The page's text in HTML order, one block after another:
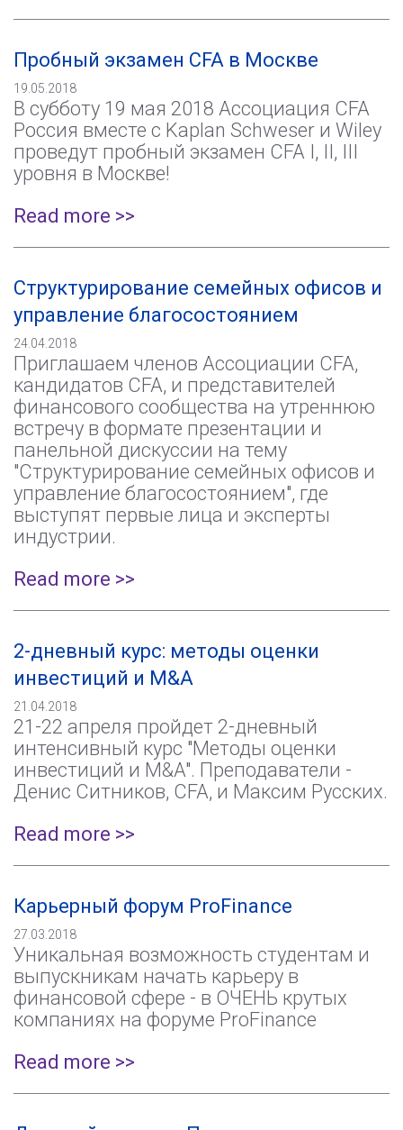
Пробный экзамен CFA в Москве
19.05.2018
В субботу 19 мая 2018 Ассоциация CFA
Россия вместе с Kaplan Schweser и Wiley
проведут пробный экзамен CFA I, II, III
уровня в Москве!
Read more >>
Структурирование семейных офисов и
управление благосостоянием
24.04.2018
Приглашаем членов Ассоциации CFA,
кандидатов CFA, и представителей
финансового сообщества на утреннюю
встречу в формате презентации и
панельной дискуссии на тему
"Структурирование семейных офисов и
управление благосостоянием", где
выступят первые лица и эксперты
индустрии.
Read more >>
2-дневный курс: методы оценки
инвестиций и M&A
21.04.2018
21-22 апреля пройдет 2-дневный
интенсивный курс "Методы оценки
инвестиций и M&A". Преподаватели -
Денис Ситников, CFA, и Максим Русских.
Read more >>
Карьерный форум ProFinance
27.03.2018
Уникальная возможность студентам и
выпускникам начать карьеру в
финансовой сфере - в ОЧЕНЬ крутых
компаниях на форуме ProFinance
Read more >>